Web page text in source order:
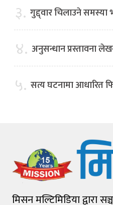
३. गुद्द्वार चिलाउने समस्या
४. अनुसन्धान प्रस्तावना
५. सत्य घटनामा आधारित
मिसन मल्टिमिडिया द्वारा